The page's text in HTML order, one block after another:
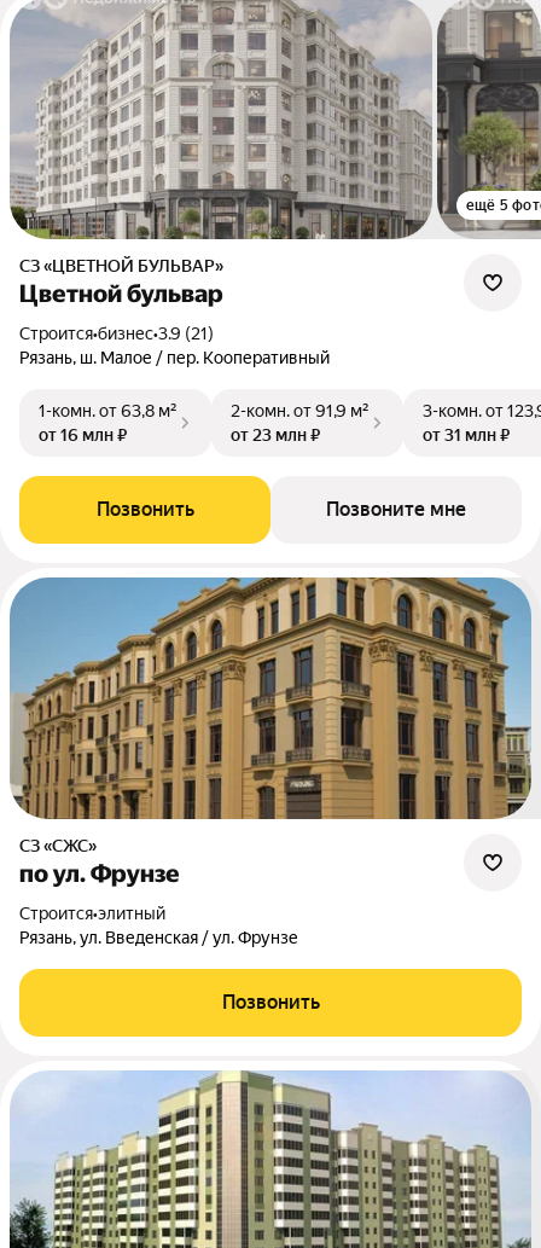
ещё 5
СЗ «ЦВЕТНОЙ БУЛЬВАР»
Цветной бульвар
Строится•бизнес•3.9 (21)
Рязань, ш. Малое / пер. Кооперативный
1-комн.от 63,8 м²
от 16 млн ₽
2-комн.от 91,9 м²
от 23 млн ₽
3-комн.от
от 31 млн ₽
Позвонить Позвоните мне
СЗ «СЖС»
по ул. Фрунзе
Строится•элитный
Рязань, ул. Введенская / ул. Фрунзе
Позвонить